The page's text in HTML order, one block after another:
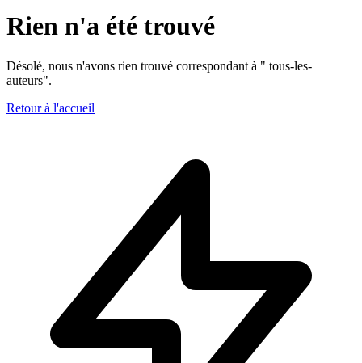
Rien n'a été trouvé
Désolé, nous n'avons rien trouvé correspondant à " tous-les-
auteurs".
Retour à l'accueil